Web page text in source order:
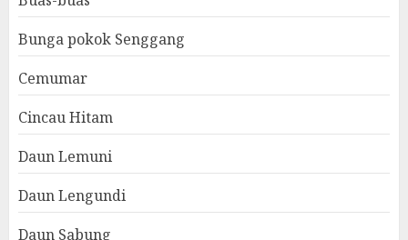
Bunga pokok Senggang
Cemumar
Cincau Hitam
Daun Lemuni
Daun Lengundi
Daun Sabung